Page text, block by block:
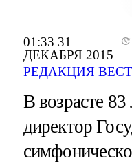
01:33 31
ДЕКАБРЯ 2015
РЕДАКЦИЯ
В возрасте 83
директор